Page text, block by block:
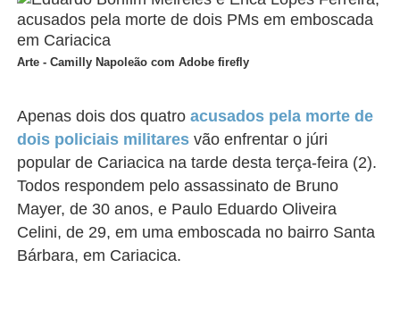
Arte - Camilly Napoleão com Adobe firefly
Apenas dois dos quatroacusados pela morte de
dois policiais militares vão enfrentar o júri
popular de Cariacica na tarde desta terça-feira (2).
Todos respondem pelo assassinatode Bruno
Mayer, de 30 anos, e Paulo Eduardo Oliveira
Celini, de 29, em uma emboscada no bairro Santa
Bárbara, em Cariacica.